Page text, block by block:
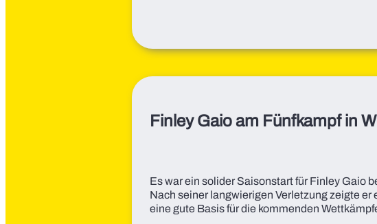
Finley Gaio am Fünfkampf in
Es war ein solider Saisonstart für Finley Gaio
Nach seiner langwierigen Verletzung zeigte
eine gute Basis für die kommenden